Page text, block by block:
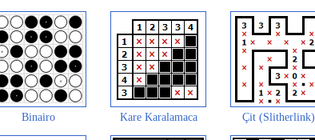
Binairo Kare Karalamaca Çit (Slitherlink)